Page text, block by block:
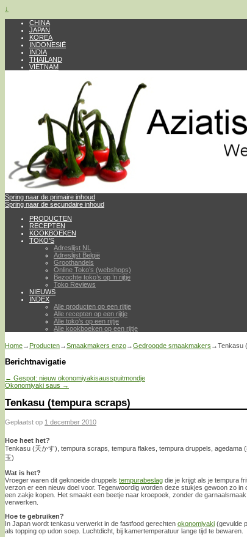
↓
CHINA
JAPAN
KOREA
INDONESIË
INDIA
THAILAND
VIETNAM
Spring naar de primaire inhoud
Spring naar de secundaire inhoud
PRODUCTEN
RECEPTEN
KOOKBOEKEN
TOKO’S
Adreslijst NL
Adreslijst België
Groothandels
Online Toko’s (webshops)
Bezochte toko’s op ’n rijtje
Toko Reviews
NIEUWS
INDEX
Alle producten op een rijtje
Alle recepten op een rijtje
Alle toko’s op een rijtje
Alle kookboeken op een rijtje
Home→ Producten→Smaakmakers enzo→Gedroogde smaakmakers →Tenkasu
Berichtnavigatie
← Gespot: nieuw okonomiyakisausspuitmondje
Okonomiyaki saus →
Tenkasu (tempura scraps)
Geplaatst op 1 december 2010
Hoe heet het?
Tenkasu (天かす), tempura scraps, tempura flakes, tempura druppels, agedama
玉)
Wat is het?
Vroeger waren dit geknoeide druppels tempurabeslag die je krijgt als je tempura
verzon er een nieuw doel voor. Tegenwoordig worden deze stukjes gewoon zo
een zakje kopen. Het smaakt een beetje naar kroepoek, zonder de
verwerken.
Hoe te gebruiken?
In Japan wordt tenkasu verwerkt in de fastfood gerechten okonomiyaki (gevulde
als topping op udon soep. Luchtdicht, bij kamertemperatuur lange tijd te bewaren.